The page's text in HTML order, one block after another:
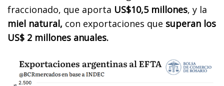
fraccionado, que aporta US$10,5 millones, y la
miel natural, con exportaciones que superan los
US$ 2 millones anuales.